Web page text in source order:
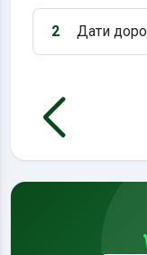
Варіант 2:
2 Дати